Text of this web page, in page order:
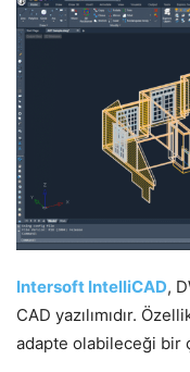
Intersoft IntelliCAD,
CAD yazılımıdır.
adapte olabileceği bir